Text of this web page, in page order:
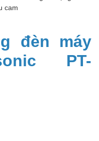
cam
đèn máy
PT-